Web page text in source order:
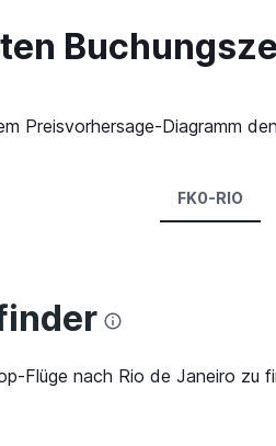
Preisvorhersage-Diagramm
FK0-RIO
Flüge nach Rio de Janeiro zu